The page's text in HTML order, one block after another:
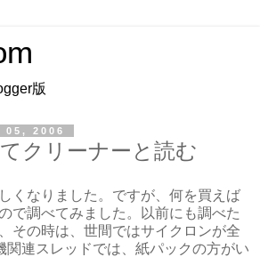
版
05, 2006
クリーナーと読む
くなりました。ですが、何を買えば
で調べてみました。以前にも調べた
その時は、世間ではサイクロンが全
関連スレッドでは、紙パックの方がい